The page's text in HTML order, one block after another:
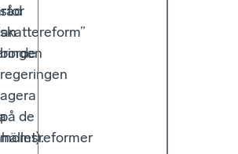
stor
skattereform”
borde
regeringen
agera
på de
momsreformer